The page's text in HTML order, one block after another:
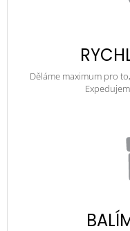
Děláme maximum pro